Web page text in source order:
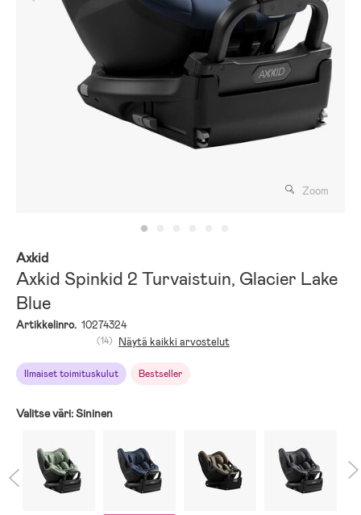
Zoom
Axkid
Axkid Spinkid 2 Turvaistuin, Glacier Lake
Blue
Artikkelinro. 10274324
Ilmaiset toimituskulut Bestseller
(14) Näytä kaikki arvostelut
Valitse väri:Sininen